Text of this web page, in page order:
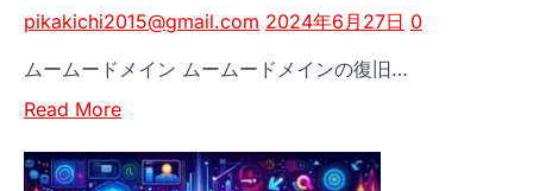
テ
ン
グ
実
pikakichi2015@gmail.com 2024年6月27日 0
ムームードメイン ムームードメインの復旧…
Read MoreRead
about